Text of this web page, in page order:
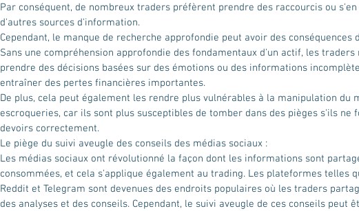
Par conséquent, de nombreux traders préfèrent prendre des raccourcis ou
d'autres sources d'information.
Cependant, le manque de recherche approfondie peut avoir des conséquences
Sans une compréhension approfondie des fondamentaux d'un actif, les traders
prendre des décisions basées sur des émotions ou des informations
entraîner des pertes financières importantes.
De plus, cela peut également les rendre plus vulnérables à la manipulation du
escroqueries, car ils sont plus susceptibles de tomber dans des pièges s'ils ne
devoirs correctement.
Le piège du suivi aveugle des conseils des médias sociaux :
Les médias sociaux ont révolutionné la façon dont les informations sont
consommées, et cela s'applique également au trading. Les plateformes telles
Reddit et Telegram sont devenues des endroits populaires où les traders
des analyses et des conseils. Cependant, le suivi aveugle de ces conseils peut